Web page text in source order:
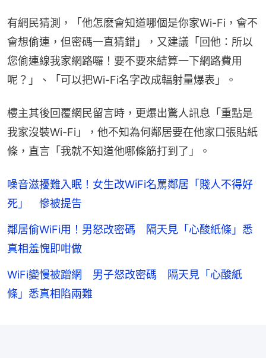
有網民猜測，「他怎麽會知道哪個是你家Wi-Fi，會不
會想偷連，但密碼一直猜錯」，又建議「回他：所以
您偷連線我家網路囉！要不要來結算一下網路費用
呢？」、「可以把Wi-Fi名字改成輻射量爆表」。
樓主其後回覆網民留言時，更爆出驚人訊息「重點是
我家沒裝Wi-Fi」，他不知為何鄰居要在他家口張貼紙
條，直言「我就不知道他哪條筋打到了」。
噪音滋擾難入眠！女生改WiFi名罵鄰居「賤人不得好
死」 慘被提告
鄰居偷WiFi用！男怒改密碼 隔天見「心酸紙條」悉
真相羞愧即咁做
WiFi變慢被蹭網 男子怒改密碼 隔天見「心酸紙
條」悉真相陷兩難